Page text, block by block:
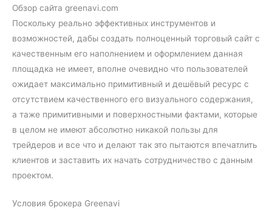
Обзор сайта greenavi.com
Поскольку реально эффективных инструментов и
возможностей, дабы создать полноценный торговый сайт с
качественным его наполнением и оформлением данная
площадка не имеет, вполне очевидно что пользователей
ожидает максимально примитивный и дешёвый ресурс с
отсутствием качественного его визуального содержания,
а таже примитивными и поверхностными фактами, которые
в целом не имеют абсолютно никакой пользы для
трейдеров и все что и делают так это пытаются впечатлить
клиентов и заставить их начать сотрудничество с данным
проектом.
Условия брокера Greenavi